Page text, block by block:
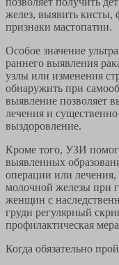
желез, выявить кисты,
признаки мастопатии.
Особое значение
раннего выявления
узлы или изменения
обнаружить при
выявление позволяет
лечения и
выздоровление.
Кроме того, УЗИ
выявленных
операции или
молочной железы при
женщин с
груди регулярный
профилактическая
Когда обязательно